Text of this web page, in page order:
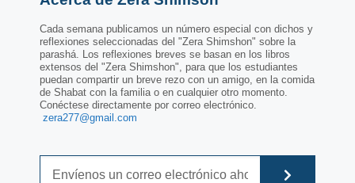
Cada semana publicamos un número especial con dichos y
reflexiones seleccionadas del "Zera Shimshon" sobre la
parashá. Los reflexiones breves se basan en los libros
extensos del "Zera Shimshon", para que los estudiantes
puedan compartir un breve rezo con un amigo, en la comida
de Shabat con la familia o en cualquier otro momento.
Conéctese directamente por correo electrónico.
zera277@gmail.com